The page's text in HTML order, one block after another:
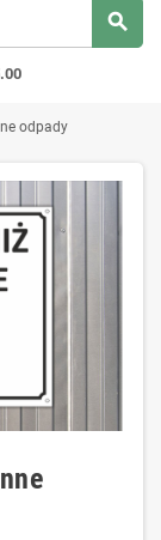
search
odpady